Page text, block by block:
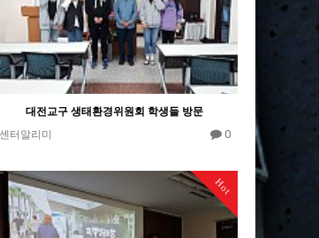
대전교구 생태환경위원회 학생들 방문
센터알리미
0
Hot